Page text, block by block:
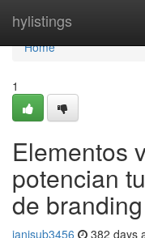
hylistings
Home
Home
1
Elementos
potencian
de
janisub3456 382 days